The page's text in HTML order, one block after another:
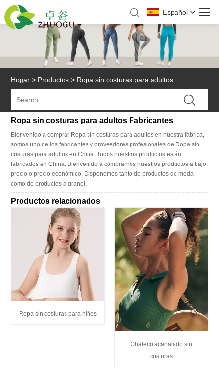
Español
Hogar > Productos > Ropa sin costuras para adultos
Ropa sin costuras para adultos Fabricantes
Bienvenido a comprar Ropa sin costuras para adultos en nuestra fábrica,
somos uno de los fabricantes y proveedores profesionales de Ropa sin
costuras para adultos en China. Todos nuestros productos están
fabricados en China. Bienvenido a comprarnos nuestros productos a bajo
precio o precio económico. Disponemos tanto de productos de moda
como de productos a granel.
Productos relacionados
Ropa sin costuras para niños
Chaleco acanalado sin
costuras